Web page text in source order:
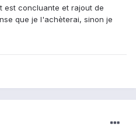
est concluante et rajout de
que je l'achèterai, sinon je